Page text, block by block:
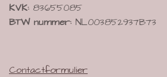
KVK: 83655085
BTW nummer: NL003852937B73
Contactformulier